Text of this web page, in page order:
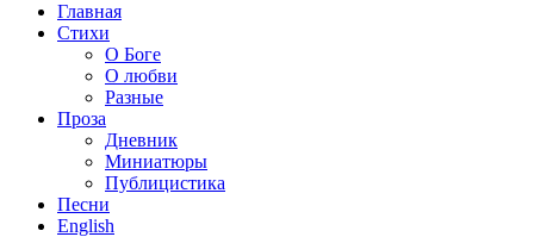
Главная
Стихи
О Боге
О любви
Разные
Проза
Дневник
Миниатюры
Публицистика
Песни
English